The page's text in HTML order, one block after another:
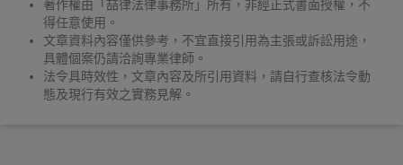
著作權由「喆律法律事務所」所有，非經正式書面授權，不
得任意使用。
文章資料內容僅供參考，不宜直接引用為主張或訴訟用途，
具體個案仍請洽詢專業律師。
法令具時效性，文章內容及所引用資料，請自行查核法令動
態及現行有效之實務見解。